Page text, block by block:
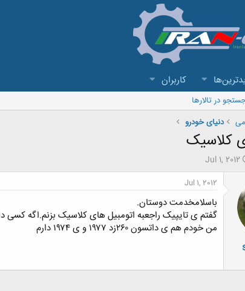
کاربران
در تالارها
دنیای خودرو
کلاسیک
ت
ی
خ
ش
ر
Jul 1, 2012
Jul 1, 2012
باسلامخدمت دوستان.
گفتم ی تایپیک راجعبه اتومبیل های کلاسیک بزنم.اگه
من خودم هم ی داتسون ۲۶۰زد ۱۹۷۷ و ی ۱۹۷۴ دارم